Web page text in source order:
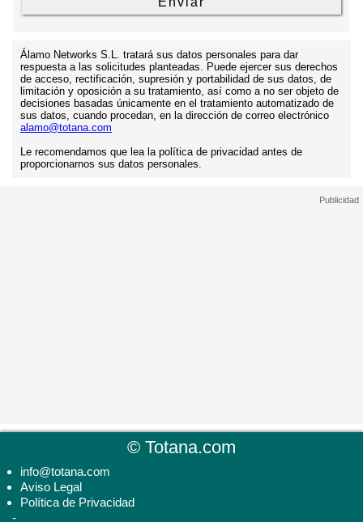
Álamo Networks S.L. tratará sus datos personales para dar
respuesta a las solicitudes planteadas. Puede ejercer sus derechos
de acceso, rectificación, supresión y portabilidad de sus datos, de
limitación y oposición a su tratamiento, así como a no ser objeto de
decisiones basadas únicamente en el tratamiento automatizado de
sus datos, cuando procedan, en la dirección de correo electrónico
alamo@totana.com
Le recomendamos que lea la política de privacidad antes de
proporcionarnos sus datos personales.
© Totana.com
info@totana.com
Aviso Legal
Política de Privacidad
-